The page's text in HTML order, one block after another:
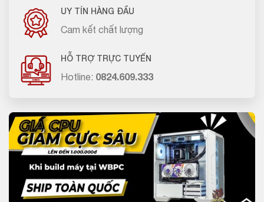
UY TÍN HÀNG ĐẦU
Cam kết chất lượng
HỖ TRỢ TRỰC TUYẾN
Hotline: 0824.609.333